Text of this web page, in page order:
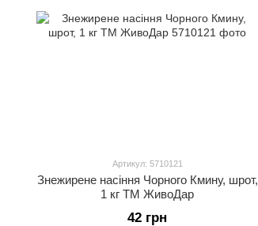
Артикул: 5710121
Знежирене насіння Чорного Кмину, шрот,
1 кг ТМ ЖивоДар
42 грн